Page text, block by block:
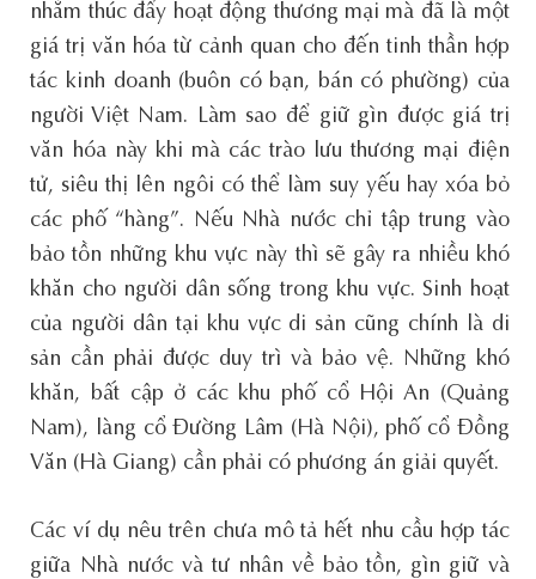
nhằm thúc đẩy hoạt động thương mại mà đã là một
giá trị văn hóa từ cảnh quan cho đến tinh thần hợp
tác kinh doanh (buôn có bạn, bán có phường) của
người Việt Nam. Làm sao để giữ gìn được giá trị
văn hóa này khi mà các trào lưu thương mại điện
tử, siêu thị lên ngôi có thể làm suy yếu hay xóa bỏ
các phố “hàng”. Nếu Nhà nước chỉ tập trung vào
bảo tồn những khu vực này thì sẽ gây ra nhiều khó
khăn cho người dân sống trong khu vực. Sinh hoạt
của người dân tại khu vực di sản cũng chính là di
sản cần phải được duy trì và bảo vệ. Những khó
khăn, bất cập ở các khu phố cổ Hội An (Quảng
Nam), làng cổ Đường Lâm (Hà Nội), phố cổ Đồng
Văn (Hà Giang) cần phải có phương án giải quyết.
Các ví dụ nêu trên chưa mô tả hết nhu cầu hợp tác
giữa Nhà nước và tư nhân về bảo tồn, gìn giữ và